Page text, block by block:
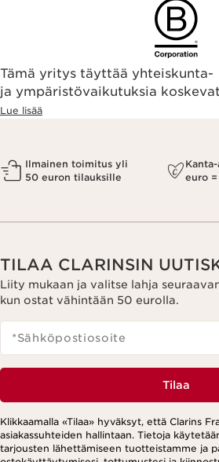
Tämä yritys täyttää yhteiskunta-
ja ympäristövaikutuksia
Lue lisää
Ilmainen toimitus yli
50 euron tilauksille
euro
TILAA CLARINSIN
Liity mukaan ja valitse lahja
kun ostat vähintään 50 eurolla.
*Sähköpostiosoite
Tilaa
Klikkaamalla «Tilaa» hyväksyt, että Clarins
asiakassuhteiden hallintaan. Tietoja
tarjousten lähettämiseen tuotteistamme ja